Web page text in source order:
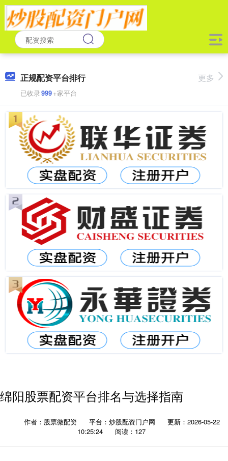
正规配资平台排行
已收录999+家平台
更多
绵阳股票配资平台排名与选择指南
作者：股票微配资 平台：炒股配资门户网
更新：2026-05-22
10:25:24
阅读：127